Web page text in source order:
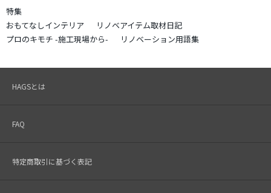
特集
おもてなしインテリア
リノベアイテム取材日記
プロのキモチ -施工現場から-
リノベーション用語集
HAGSとは
FAQ
特定商取引に基づく表記